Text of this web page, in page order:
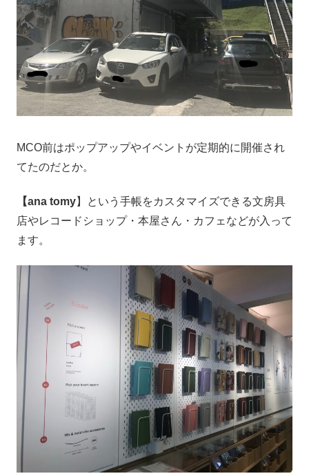
MCO前はポップアップやイベントが定期的に開催され
てたのだとか。
【ana tomy】という手帳をカスタマイズできる文房具
店やレコードショップ・本屋さん・カフェなどが入って
ます。